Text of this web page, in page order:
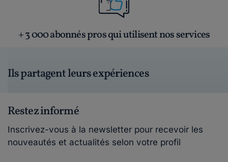
+ 3 000 abonnés pros qui utilisent nos services
Ils partagent leurs expériences
Restez informé
Inscrivez-vous à la newsletter pour recevoir les
nouveautés et actualités selon votre profil